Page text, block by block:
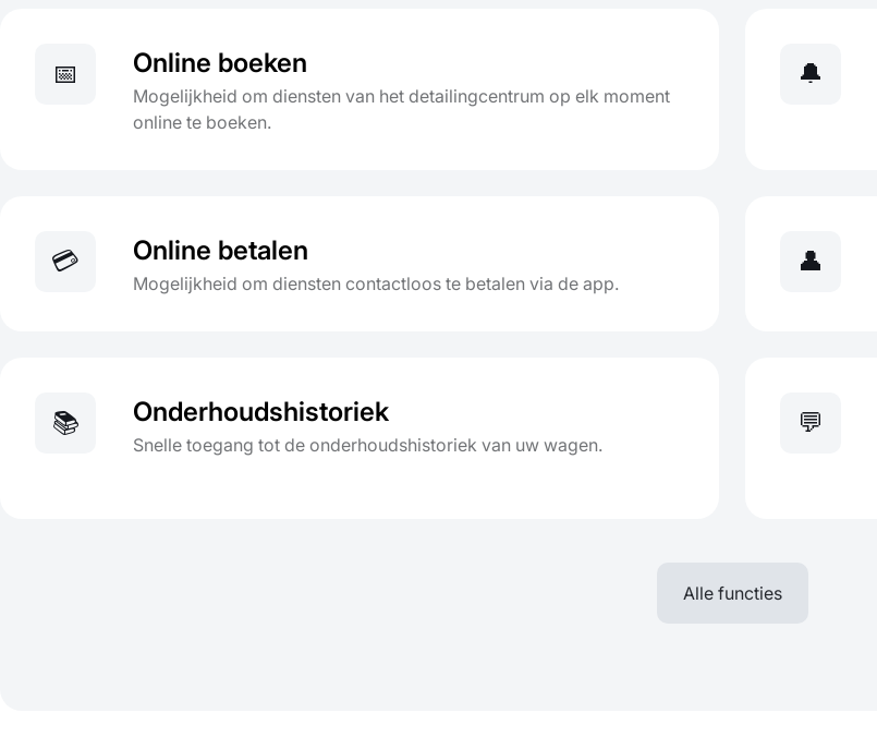
📅 Online boeken
Mogelijkheid om diensten van het detailingcentrum op elk moment
online te boeken.
🔔
💳 Online betalen
Mogelijkheid om diensten contactloos te betalen via de app.
👤
📚 Onderhoudshistoriek
Snelle toegang tot de onderhoudshistoriek van uw wagen.
💬
Alle functies